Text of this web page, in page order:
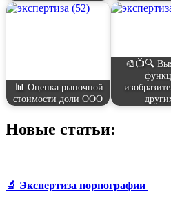
📊 Оценка рыночной
стоимости доли ООО
🎨📺🔍
Новые статьи:
🔬 Экспертиза порнографии